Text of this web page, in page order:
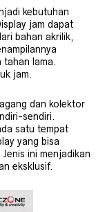
kebutuhan
jam dapat
bahan akrilik,
tahan lama.
jam.
dan kolektor
sendiri.
satu tempat
yang bisa
ini menjadikan
eksklusif.